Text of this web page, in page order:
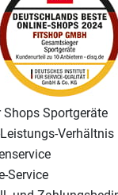
Shops Sportgeräte
Verhältnis
Service